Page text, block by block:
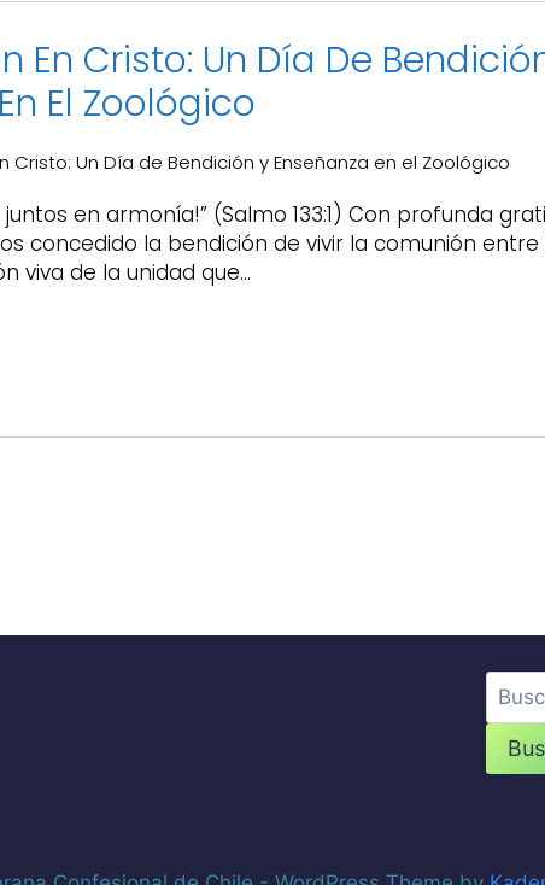
En Cristo: Un Día De
El Zoológico
Cristo: Un Día de Bendición y Enseñanza en el Zoológico
en armonía!” (Salmo 133:1) Con profunda
concedido la bendición de vivir la comunión
viva de la unidad que…